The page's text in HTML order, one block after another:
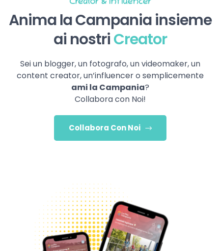
Creator & Influencer
Anima la Campania insieme
ai nostriCreator
Sei un blogger, un fotografo, un videomaker, un
content creator, un’influencer o semplicemente
ami la Campania?
Collabora con Noi!
Collabora Con Noi